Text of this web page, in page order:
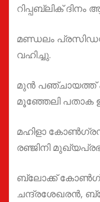
റിപ്പബ്ലിക്
മണ്ഡലം
വഹിച്ചു.
മുൻ
മൂഞ്ഞേലി പതാക
മഹിളാ
രഞ്ജിനി
ബ്ലോക്ക്
ചന്ദ്രശേഖരൻ,